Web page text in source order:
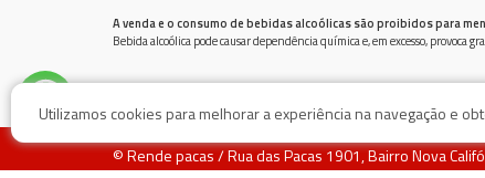
A venda e o consumo de bebidas alcoólicas são proibidos para
Bebida alcoólica pode causar dependência química e, em excesso, provoca
© Rende pacas / Rua das Pacas 1901, Bairro Nova
Utilizamos cookies para melhorar a experiência na navegação e